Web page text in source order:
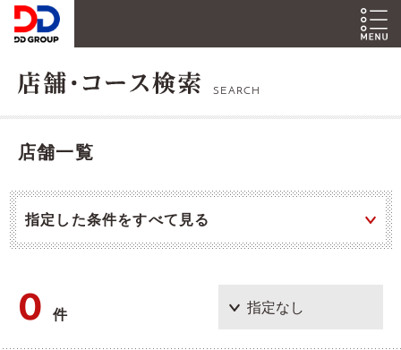
SEARCH
店舗一覧
指定した条件をすべて見る
0件